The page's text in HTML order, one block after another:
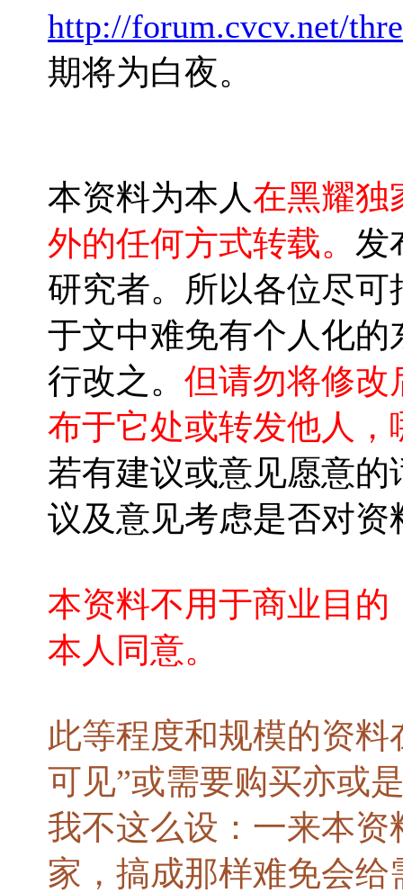
http://forum.cvcv.net/
期将为白夜。
本资料为本人在黑耀独
外的任何方式转载。 发
研究者。所以各位尽
于文中难免有个人化
行改之。 但请勿将修改
布于它处或转发他人
若有建议或意见愿意
议及意见考虑是否对资
本资料不用于商业目
本人同意。
此等程度和规模的资
可见”或需要购买亦或
我不这么设：一来本
家，搞成那样难免会